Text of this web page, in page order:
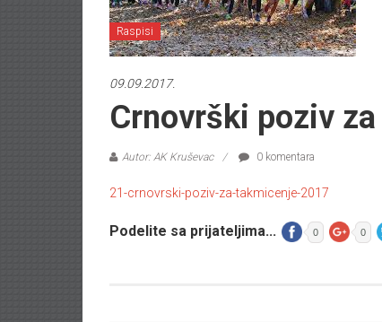
Raspisi
09.09.2017.
Crnovrški poziv
Autor: AK Kruševac 0 komentara
21-crnovrski-poziv-za-takmicenje-2017
Podelite sa prijateljima... 0 0